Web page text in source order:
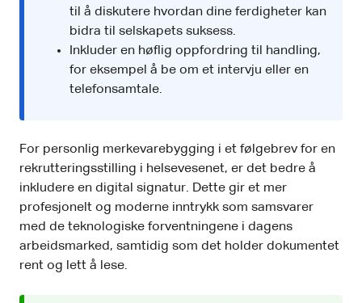
til å diskutere hvordan dine ferdigheter kan
bidra til selskapets suksess.
Inkluder en høflig oppfordring til handling,
for eksempel å be om et intervju eller en
telefonsamtale.
For personlig merkevarebygging i et følgebrev for en
rekrutteringsstilling i helsevesenet, er det bedre å
inkludere en digital signatur. Dette gir et mer
profesjonelt og moderne inntrykk som samsvarer
med de teknologiske forventningene i dagens
arbeidsmarked, samtidig som det holder dokumentet
rent og lett å lese.